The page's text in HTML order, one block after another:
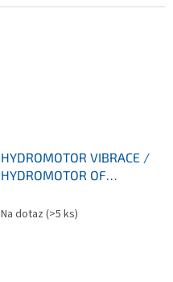
HYDROMOTOR VIBRACE /
HYDROMOTOR OF
Na dotaz (>5 ks)